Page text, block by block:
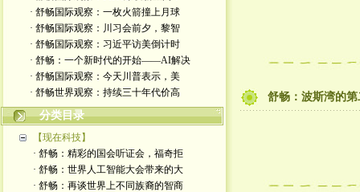
· 舒畅国际观察：一枚火箭撞上月球
· 舒畅国际观察：川习会前夕，黎智
· 舒畅国际观察：习近平访美倒计时
· 舒畅：一个新时代的开始——AI解决
· 舒畅国际观察：今天川普表示，美
· 舒畅世界观察：持续三十年代价高
分类目录
【现在科技】
· 舒畅：精彩的国会听证会，福奇拒
· 舒畅：世界人工智能大会带来的大
· 舒畅：再谈世界上不同族裔的智商
舒畅：波斯湾的